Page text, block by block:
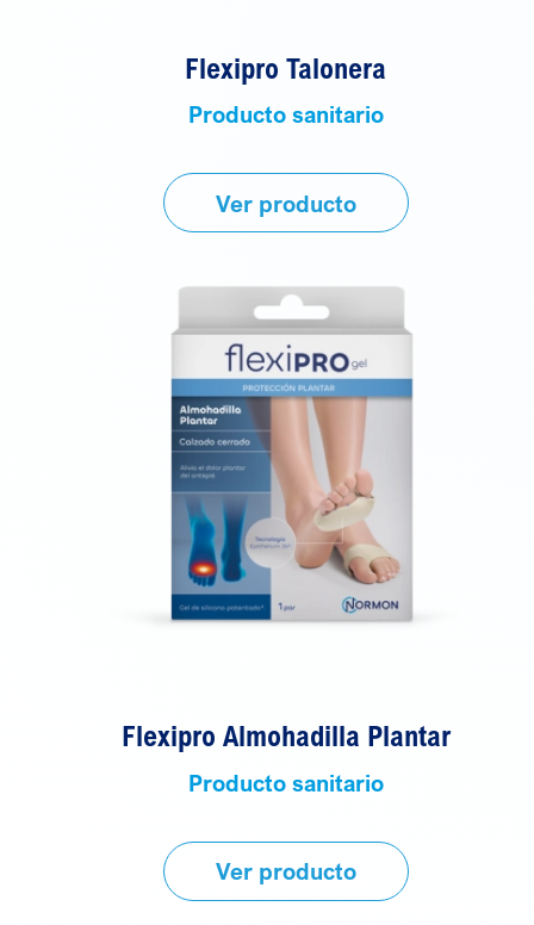
Flexipro Talonera
Producto sanitario
Ver producto
Flexipro Almohadilla Plantar
Producto sanitario
Ver producto